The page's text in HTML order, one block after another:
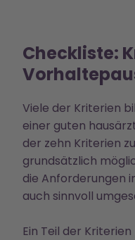
Checkliste:
Viele der Kriterien
einer guten
der zehn Kriterien
grundsätzlich
die Anforderungen
auch sinnvoll
Ein Teil der